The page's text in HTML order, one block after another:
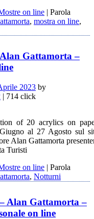
of 20 acrylics on
al 27 Agosto sul
Alan Gattamorta
Turisti
on line | Parola
, mostra on line,
Gattamorta –
2023 by
| 714 click
on line | Parola
, Notturni
Alan Gattamorta –
on line